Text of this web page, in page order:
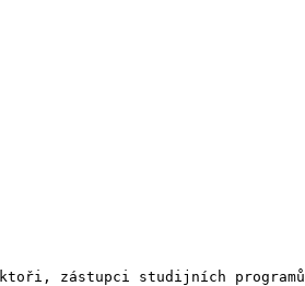
zástupci studijních programů